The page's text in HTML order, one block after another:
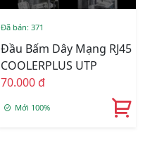
Đã bán: 371
Đầu Bấm Dây Mạng RJ45
COOLERPLUS UTP
70.000 đ
Mới 100%